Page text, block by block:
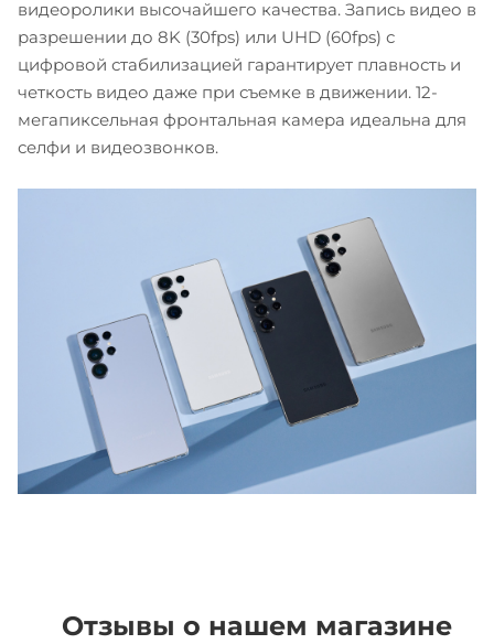
видеоролики высочайшего качества. Запись видео в
разрешении до 8K (30fps) или UHD (60fps) с
цифровой стабилизацией гарантирует плавность и
четкость видео даже при съемке в движении. 12-
мегапиксельная фронтальная камера идеальна для
селфи и видеозвонков.
Отзывы о нашем магазине